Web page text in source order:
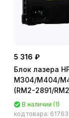
5 316 ₽
Блок лазера
M304/M404/
(RM2-2891/
4858/RM2-
В наличии (1)
код товара: 61763